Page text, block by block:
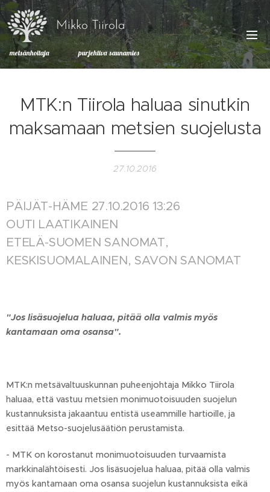
Mikko Tiirola
metsänhoitaja purjehtiva saunamies
MTK:n Tiirola haluaa sinutkin
maksamaan metsien suojelusta
27.10.2016
PÄIJÄT-HÄME 27.10.2016 13:26
OUTI LAATIKAINEN
ETELÄ-SUOMEN SANOMAT,
KESKISUOMALAINEN, SAVON SANOMAT
"Jos lisäsuojelua haluaa, pitää olla valmis myös
kantamaan oma osansa".
MTK:n metsävaltuuskunnan puheenjohtaja Mikko Tiirola
haluaa, että vastuu metsien monimuotoisuuden suojelun
kustannuksista jakaantuu entistä useammille hartioille, ja
esittää Metso-suojelusäätiön perustamista.
- MTK on korostanut monimuotoisuuden turvaamista
markkinalähtöisesti. Jos lisäsuojelua haluaa, pitää olla valmis
myös kantamaan oma osansa suojelun kustannuksista eikä